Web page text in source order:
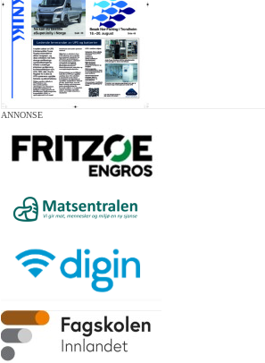
ANNONSE